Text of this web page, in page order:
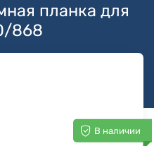
планка для
868
В наличии